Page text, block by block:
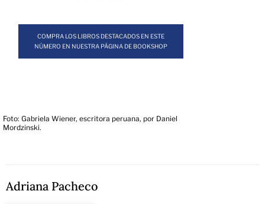
COMPRA LOS LIBROS DESTACADOS EN ESTE
NÚMERO EN NUESTRA PÁGINA DE BOOKSHOP
Foto: Gabriela Wiener, escritora peruana, por Daniel
Mordzinski.
Adriana Pacheco